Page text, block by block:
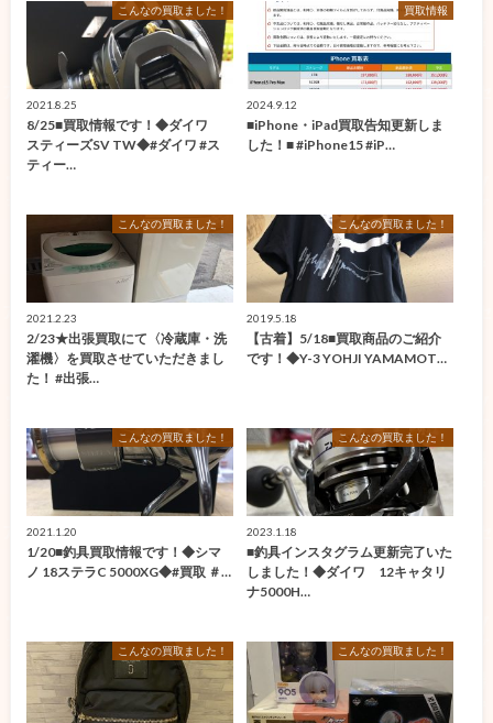
こんなの買取ました！
2021.8.25
8/25■買取情報です！◆ダイワ
スティーズSV TW◆#ダイワ #ス
ティー…
買取情報
2024.9.12
■iPhone・iPad買取告知更新しま
した！■ #iPhone15 #iP…
こんなの買取ました！
2021.2.23
2/23★出張買取にて〈冷蔵庫・洗
濯機〉を買取させていただきまし
た！ #出張…
こんなの買取ました！
2019.5.18
【古着】5/18■買取商品のご紹介
です！◆Y-3 YOHJI YAMAMOT…
こんなの買取ました！
2021.1.20
1/20■釣具買取情報です！◆シマ
ノ 18ステラC 5000XG◆#買取 ＃…
こんなの買取ました！
2023.1.18
■釣具インスタグラム更新完了いた
しました！◆ダイワ 12キャタリ
ナ5000H…
こんなの買取ました！ こんなの買取ました！